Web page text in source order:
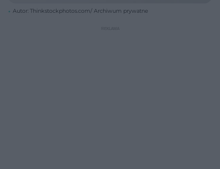
Autor: Thinkstockphotos.com/ Archiwum prywatne